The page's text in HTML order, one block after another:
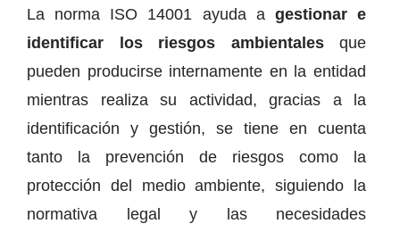
La norma ISO 14001 ayuda a gestionar e
identificar los riesgos ambientalesque
pueden producirse internamente en la entidad
mientras realiza su actividad, gracias a la
identificación y gestión, se tiene en cuenta
tanto la prevención de riesgos como la
protección del medio ambiente, siguiendo la
normativa legal y las necesidades